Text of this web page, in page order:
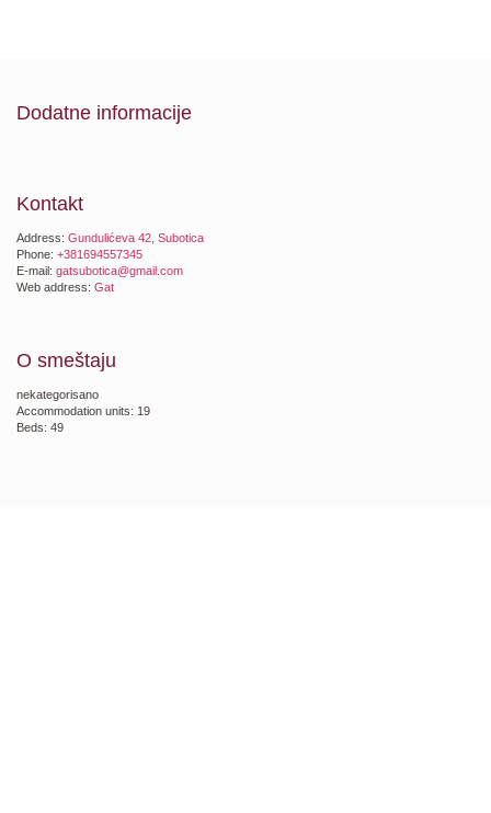
Dodatne informacije
Kontakt
Address: Gundulićeva 42, Subotica
Phone: +381694557345
E-mail: gatsubotica@gmail.com
Web address: Gat
O smeštaju
nekategorisano
Accommodation units: 19
Beds: 49